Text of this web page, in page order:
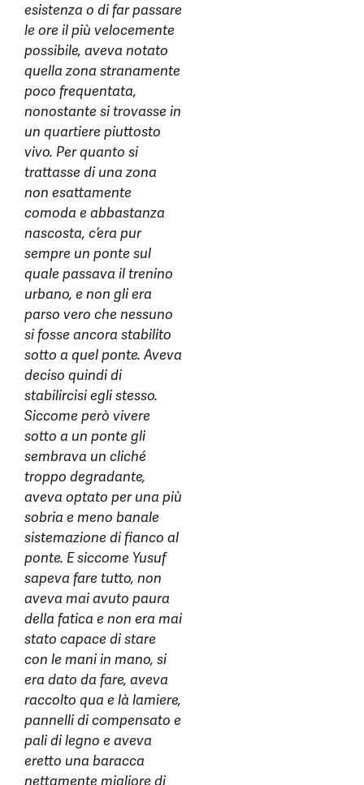
esistenza o di far passare
le ore il più velocemente
possibile, aveva notato
quella zona stranamente
poco frequentata,
nonostante si trovasse in
un quartiere piuttosto
vivo. Per quanto si
trattasse di una zona
non esattamente
comoda e abbastanza
nascosta, c’era pur
sempre un ponte sul
quale passava il trenino
urbano, e non gli era
parso vero che nessuno
si fosse ancora stabilito
sotto a quel ponte. Aveva
deciso quindi di
stabilircisi egli stesso.
Siccome però vivere
sotto a un ponte gli
sembrava un cliché
troppo degradante,
aveva optato per una più
sobria e meno banale
sistemazione di fianco al
ponte. E siccome Yusuf
sapeva fare tutto, non
aveva mai avuto paura
della fatica e non era mai
stato capace di stare
con le mani in mano, si
era dato da fare, aveva
raccolto qua e là lamiere,
pannelli di compensato e
pali di legno e aveva
eretto una baracca
nettamente migliore di